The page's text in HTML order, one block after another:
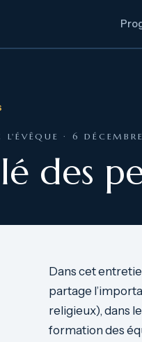
L'ÉVÊQUE · 6
des
Dans cet
partage
religieux), dans
formation des